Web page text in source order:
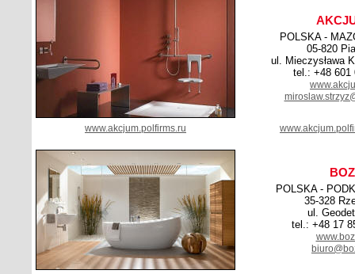
POLSKA -
05-820
ul. Mieczysława
tel.: +48 601
www.akcjum.polfirms.ru
BOZ
POLSKA -
35-328
ul.
tel.: +48 17